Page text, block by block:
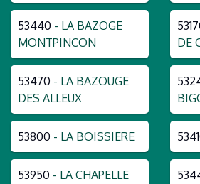
53440 - LA BAZOGE
MONTPINCON
DE
53470 - LA BAZOUGE
DES ALLEUX
53800 - LA BOISSIERE
53950 - LA CHAPELLE